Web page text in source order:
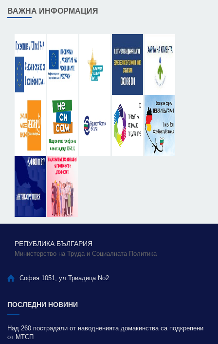
ВАЖНА ИНФОРМАЦИЯ
РЕПУБЛИКА БЪЛГАРИЯ
Министерство на Труда и Социалната Политика
София 1051, ул.Триадица No2
ПОСЛЕДНИ НОВИНИ
Над 260 пострадали от наводненията домакинства са подкрепени
от МТСП